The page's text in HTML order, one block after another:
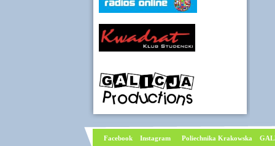
Facebook Instagram Poliechnika Krakowska